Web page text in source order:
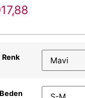
Renk
Beden